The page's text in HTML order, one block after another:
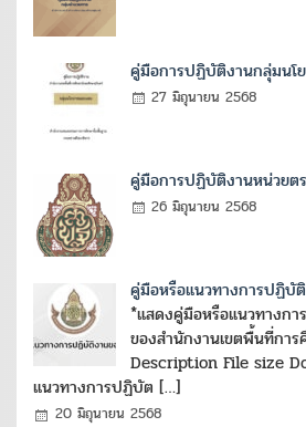
คู่มือการปฏิบัติงานกลุ่มนโ
27 มิถุนายน 2568
คู่มือการปฏิบัติงานหน่วยต
26 มิถุนายน 2568
คู่มือหรือแนวทางการปฏิบั
*แสดงคู่มือหรือแนวทางก
ของสำนักงานเขตพื้นที่กา
Description File size
แนวทางการปฏิบัต […]
20 มิถุนายน 2568